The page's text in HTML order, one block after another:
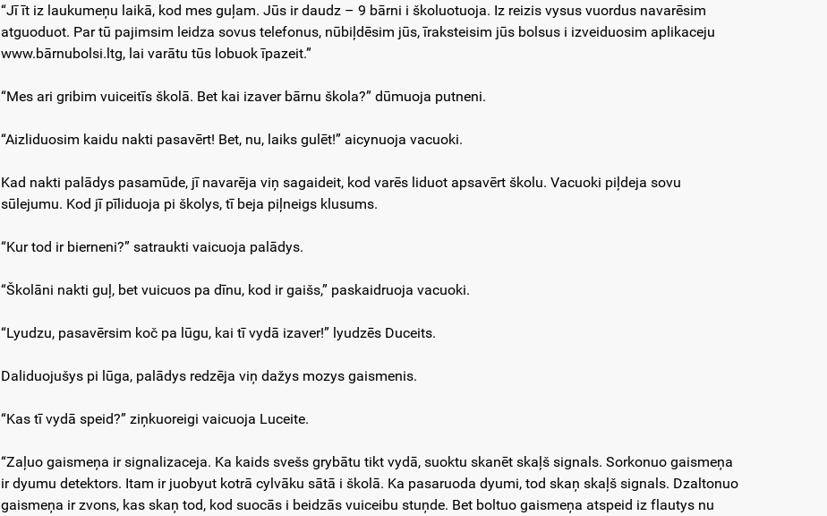
“Jī īt iz laukumeņu laikā, kod mes guļam. Jūs ir daudz – 9 bārni i školuotuoja. Iz reizis vysus vuordus navarēsim
atguoduot. Par tū pajimsim leidza sovus telefonus, nūbiļdēsim jūs, īraksteisim jūs bolsus i izveiduosim aplikaceju
www.bārnubolsi.ltg, lai varātu tūs lobuok īpazeit.”
“Mes ari gribim vuiceitīs školā. Bet kai izaver bārnu škola?” dūmuoja putneni.
“Aizliduosim kaidu nakti pasavērt! Bet, nu, laiks gulēt!” aicynuoja vacuoki.
Kad nakti palādys pasamūde, jī navarēja viņ sagaideit, kod varēs liduot apsavērt školu. Vacuoki piļdeja sovu
sūlejumu. Kod jī pīliduoja pi školys, tī beja piļneigs klusums.
“Kur tod ir bierneni?” satraukti vaicuoja palādys.
“Školāni nakti guļ, bet vuicuos pa dīnu, kod ir gaišs,” paskaidruoja vacuoki.
“Lyudzu, pasavērsim koč pa lūgu, kai tī vydā izaver!” lyudzēs Duceits.
Daliduojušys pi lūga, palādys redzēja viņ dažys mozys gaismenis.
“Kas tī vydā speid?” ziņkuoreigi vaicuoja Luceite.
“Zaļuo gaismeņa ir signalizaceja. Ka kaids svešs grybātu tikt vydā, suoktu skanēt skaļš signals. Sorkonuo gaismeņa
ir dyumu detektors. Itam ir juobyut kotrā cylvāku sātā i školā. Ka pasaruoda dyumi, tod skaņ skaļš signals. Dzaltonuo
gaismeņa ir zvons, kas skaņ tod, kod suocās i beidzās vuiceibu stuņde. Bet boltuo gaismeņa atspeid iz flautys nu